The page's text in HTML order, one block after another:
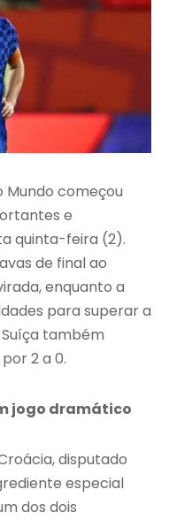
Mundo começou
e
quinta-feira (2).
de final ao
enquanto a
para superar a
também
2 a 0.
jogo dramático
disputado
especial
dos dois